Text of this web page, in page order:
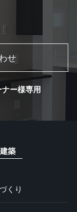
せ
ー様専用
築
くり